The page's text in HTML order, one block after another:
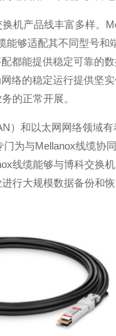
机产品线丰富多样。
够适配其不同型号
都能提供稳定可靠的
络的稳定运行提供坚
的正常开展。
）和以太网网络领域
为与Mellanox线缆协
线缆能够与博科交换
行大规模数据备份和